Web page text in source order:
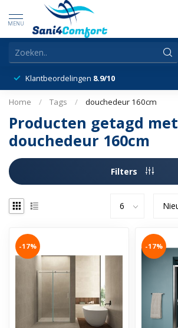
MENU
Klantbeordelingen 8.9/10
Home / Tags / douchedeur 160cm
Producten getagd met
douchedeur 160cm
Filters
-17% -17%